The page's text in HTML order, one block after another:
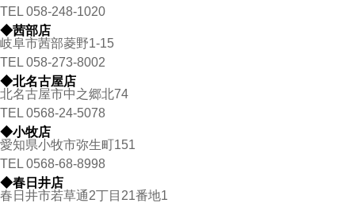
TEL 058-248-1020
◆茜部店
岐阜市茜部菱野1-15
TEL 058-273-8002
◆北名古屋店
北名古屋市中之郷北74
TEL 0568-24-5078
◆小牧店
愛知県小牧市弥生町151
TEL 0568-68-8998
◆春日井店
春日井市若草通2丁目21番地1